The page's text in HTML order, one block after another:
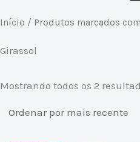
Início / Produtos marcados
Girassol
Mostrando todos os 2